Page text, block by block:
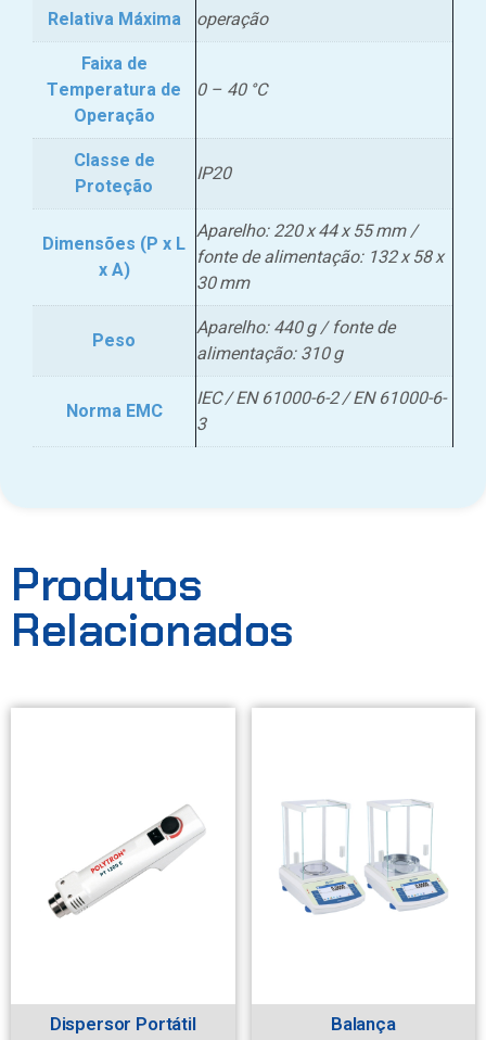
Relativa Máxima
operação
Faixa de
Temperatura de
Operação
0 – 40 °C
Classe de
Proteção
IP20
Dimensões (P x L
x A)
Aparelho: 220 x 44 x 55 mm /
fonte de alimentação: 132 x 58 x
30 mm
Peso
Aparelho: 440 g / fonte de
alimentação: 310 g
Norma EMC
IEC / EN 61000-6-2 / EN 61000-6-
3
Produtos
Relacionados
Dispersor Portátil Balança